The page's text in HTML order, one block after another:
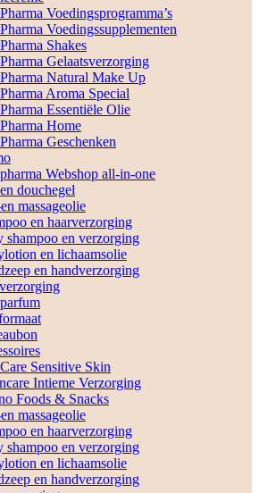
Voedingsprogramma’s
Voedingssupplementen
Shakes
Gelaatsverzorging
Natural Make Up
Aroma Special
Essentiële Olie
Home
Geschenken
Webshop all-in-one
douchegel
massageolie
en haarverzorging
shampoo en verzorging
en lichaamsolie
en handverzorging
Sensitive Skin
Intieme Verzorging
Foods & Snacks
massageolie
en haarverzorging
shampoo en verzorging
en lichaamsolie
en handverzorging